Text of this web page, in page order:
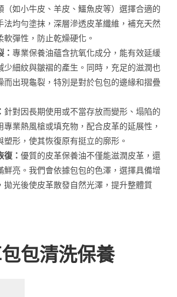
（如小牛皮、羊皮、鱷魚皮等）選擇合適的
法均勻塗抹，深層滲透皮革纖維，補充天然
軟彈性，防止乾燥硬化。
：專業保養油蘊含抗氧化成分，能有效延緩
少細紋與皺褶的產生。同時，充足的滋潤也
而出現龜裂，特別是對於包包的邊緣和摺疊
針對因長期使用或不當存放而變形、塌陷的
專業熱風槍或填充物，配合皮革的延展性，
塑形，使其恢復原有挺立的廓形。
復：優質的皮革保養油不僅能滋潤皮革，還
鮮亮。我們會依據包包的色澤，選擇具備增
拋光後使皮革散發自然光澤，提升整體質
包清洗保養